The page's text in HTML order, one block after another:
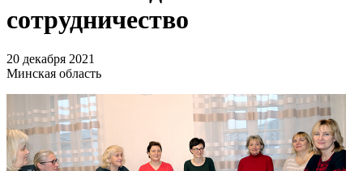
сотрудничество
20 декабря 2021
Минская область